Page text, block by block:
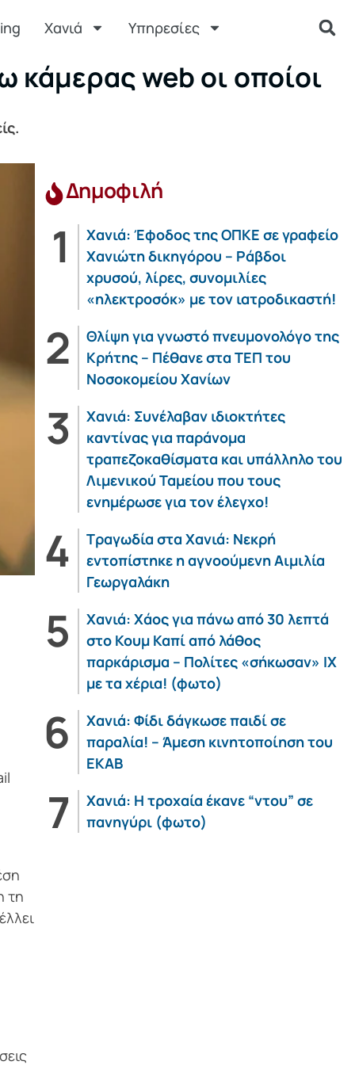
Χανιά Υπηρεσίες
web οι οποίοι
τη
Δημοφιλή
Χανιά: Έφοδος της ΟΠΚΕ σε γραφείο
Χανιώτη δικηγόρου – Ράβδοι
χρυσού, λίρες, συνομιλίες
«ηλεκτροσόκ» με τον ιατροδικαστή!
Θλίψη για γνωστό πνευμονολόγο της
Κρήτης – Πέθανε στα ΤΕΠ του
Νοσοκομείου Χανίων
Χανιά: Συνέλαβαν ιδιοκτήτες
καντίνας για παράνομα
τραπεζοκαθίσματα και υπάλληλο του
Λιμενικού Ταμείου που τους
ενημέρωσε για τον έλεγχο!
Τραγωδία στα Χανιά: Νεκρή
εντοπίστηκε η αγνοούμενη Αιμιλία
Γεωργαλάκη
Χανιά: Χάος για πάνω από 30 λεπτά
στο Κουμ Καπί από λάθος
παρκάρισμα – Πολίτες «σήκωσαν» ΙΧ
με τα χέρια! (φωτο)
Χανιά: Φίδι δάγκωσε παιδί σε
παραλία! – Άμεση κινητοποίηση του
ΕΚΑΒ
Χανιά: Η τροχαία έκανε “ντου” σε
πανηγύρι (φωτο)